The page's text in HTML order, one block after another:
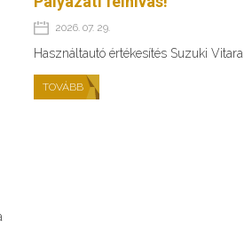
2026. 07. 29.
Használtautó értékesítés Suzuki Vitara
TOVÁBB